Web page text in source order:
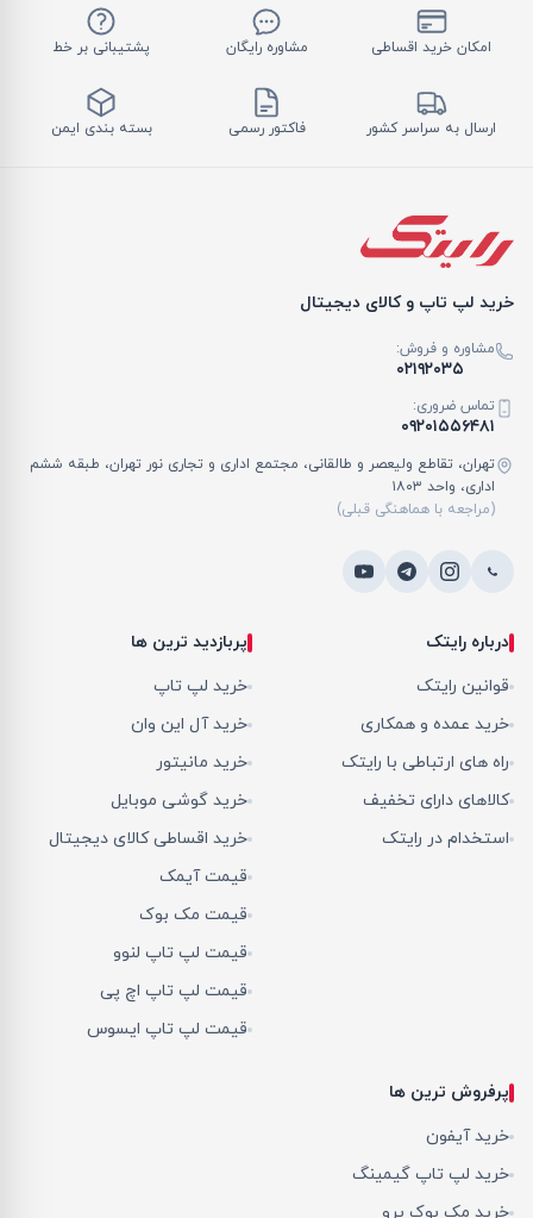
امکان خرید اقساطی مشاوره رایگان پشتیبانی بر خط
ارسال به سراسر کشور فاکتور رسمی بسته بندی ایمن
خرید لپ تاپ و کالای دیجیتال
مشاوره و فروش:
۰۲۱۹۲۰۳۵
تماس ضروری:
۰۹۲۰۱۵۵۶۴۸۱
تهران، تقاطع ولیعصر و طالقانی، مجتمع اداری و تجاری نور تهران، طبقه ششم
اداری، واحد ۱۸۰۳
(مراجعه با هماهنگی قبلی)
درباره رایتک
قوانین رایتک
خرید عمده و همکاری
راه های ارتباطی با رایتک
کالاهای دارای تخفیف
استخدام در رایتک
پربازدید ترین ها
خرید لپ تاپ
خرید آل این وان
خرید مانیتور
خرید گوشی موبایل
خرید اقساطی کالای دیجیتال
قیمت آیمک
قیمت مک بوک
قیمت لپ تاپ لنوو
قیمت لپ تاپ اچ پی
قیمت لپ تاپ ایسوس
پرفروش ترین ها
خرید آیفون
خرید لپ تاپ گیمینگ
خرید مک بوک پرو